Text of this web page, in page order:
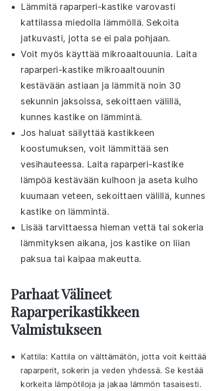
Lämmitä raparperi-kastike varovasti
kattilassa miedolla lämmöllä. Sekoita
jatkuvasti, jotta se ei pala pohjaan.
Voit myös käyttää mikroaaltouunia. Laita
raparperi-kastike mikroaaltouunin
kestävään astiaan ja lämmitä noin 30
sekunnin jaksoissa, sekoittaen välillä,
kunnes kastike on lämmintä.
Jos haluat säilyttää kastikkeen
koostumuksen, voit lämmittää sen
vesihauteessa. Laita raparperi-kastike
lämpöä kestävään kulhoon ja aseta kulho
kuumaan veteen, sekoittaen välillä, kunnes
kastike on lämmintä.
Lisää tarvittaessa hiemanvettä taisokeria
lämmityksen aikana, jos kastike on liian
paksua tai kaipaa makeutta.
Parhaat Välineet
Raparperikastikkeen
Valmistukseen
Kattila: Kattila on välttämätön, jotta voit keittää
raparperit, sokerin ja veden yhdessä. Se kestää
korkeita lämpötiloja ja jakaa lämmön tasaisesti.